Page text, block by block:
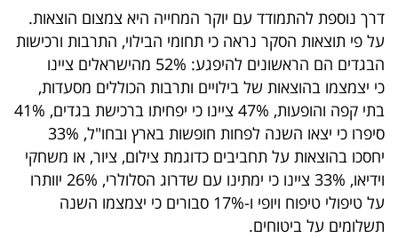
ניוזלטרים
מייל
אדום
פרסמו
באייס
דרך נוספת להתמודד עם יוקר המחייה היא צמצום הוצאות.
על פי תוצאות הסקר נראה כי תחומי הבילוי, התרבות ורכישות
הבגדים הם הראשונים להיפגע: 52% מהישראלים ציינו
כי יצמצמו בהוצאות של בילויים ותרבות הכוללים מסעדות,
בתי קפה והופעות, 47% ציינו כי יפחיתו ברכישת בגדים, 41%
סיפרו כי יצאו השנה לפחות חופשות בארץ ובחו"ל, 33%
יחסכו בהוצאות על תחביבים כדוגמת צילום, ציור, או משחקי
וידיאו, 33% ציינו כי ימתינו עם שדרוג הסלולרי, 26% יוותרו
על טיפולי טיפוח ויופי ו-17% סבורים כי יצמצמו השנה
תשלומים על ביטוחים.